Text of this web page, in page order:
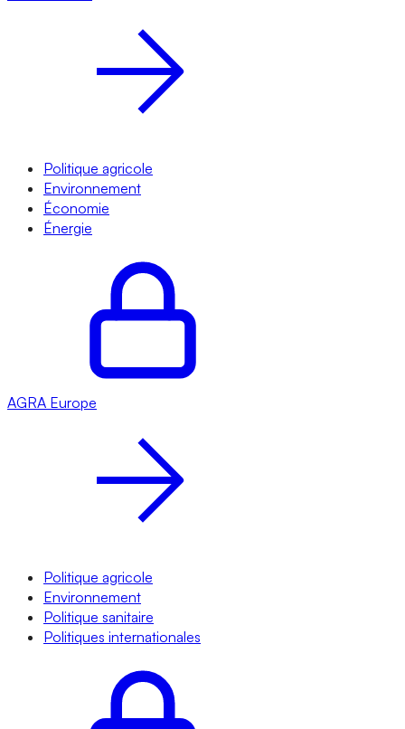
Politique agricole
Environnement
Économie
Énergie
AGRA Europe
Politique agricole
Environnement
Politique sanitaire
Politiques internationales